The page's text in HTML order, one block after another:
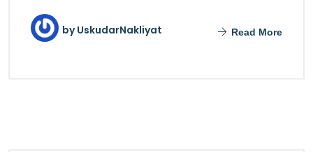
byUskudarNakliyat Read More